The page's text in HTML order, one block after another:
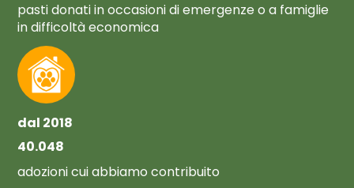
pasti donati in occasioni di emergenze o a famiglie
in difficoltà economica
dal 2018
40.048
adozioni cui abbiamo contribuito